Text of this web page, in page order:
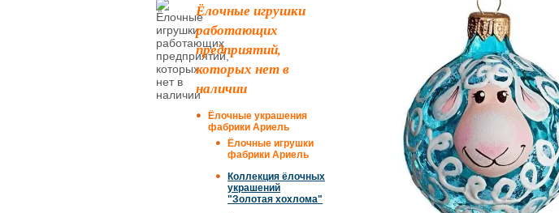
Ёлочные игрушки
работающих
предприятий,
которых нет в
наличии
Ёлочные украшения
фабрики Ариель
Ёлочные игрушки
фабрики Ариель
Коллекция ёлочных
украшений
"Золотая хохлома"